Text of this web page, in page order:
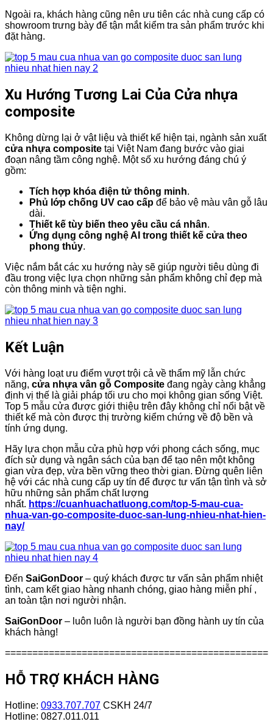
Ngoài ra, khách hàng cũng nên ưu tiên các nhà cung cấp có
showroom trưng bày để tận mắt kiểm tra sản phẩm trước khi
đặt hàng.
Xu Hướng Tương Lai Của Cửa nhựa
composite
Không dừng lại ở vật liệu và thiết kế hiện tại, ngành sản xuất
cửa nhựa composite tại Việt Nam đang bước vào giai
đoạn nâng tầm công nghệ. Một số xu hướng đáng chú ý
gồm:
Tích hợp khóa điện tử thông minh.
Phủ lớp chống UV cao cấp để bảo vệ màu vân gỗ lâu
dài.
Thiết kế tùy biến theo yêu cầu cá nhân.
Ứng dụng công nghệ AI trong thiết kế cửa theo
phong thủy.
Việc nắm bắt các xu hướng này sẽ giúp người tiêu dùng đi
đầu trong việc lựa chọn những sản phẩm không chỉ đẹp mà
còn thông minh và tiện nghi.
Kết Luận
Với hàng loạt ưu điểm vượt trội cả về thẩm mỹ lẫn chức
năng, cửa nhựa vân gỗ Composite đang ngày càng khẳng
định vị thế là giải pháp tối ưu cho mọi không gian sống Việt.
Top 5 mẫu cửa được giới thiệu trên đây không chỉ nổi bật về
thiết kế mà còn được thị trường kiểm chứng về độ bền và
tính ứng dụng.
Hãy lựa chọn mẫu cửa phù hợp với phong cách sống, mục
đích sử dụng và ngân sách của bạn để tạo nên một không
gian vừa đẹp, vừa bền vững theo thời gian. Đừng quên liên
hệ với các nhà cung cấp uy tín để được tư vấn tận tình và sở
hữu những sản phẩm chất lượng
nhất. https://cuanhuachatluong.com/top-5-mau-cua-
nhua-van-go-composite-duoc-san-lung-nhieu-nhat-hien-
nay/
Đến SaiGonDoor – quý khách được tư vấn sản phẩm nhiệt
tình, cam kết giao hàng nhanh chóng, giao hàng miễn phí ,
an toàn tận nơi người nhận.
SaiGonDoor – luôn luôn là người bạn đồng hành uy tín của
khách hàng!
================================================
HỖ TRỢ KHÁCH HÀNG
Hotline: 0933.707.707 CSKH 24/7
Hotline: 0827.011.011